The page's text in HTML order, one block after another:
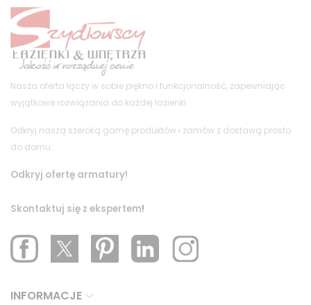
Nasza oferta łączy w sobie piękno i funkcjonalność, zapewniając
wyjątkowe rozwiązania do każdej łazienki.
Odkryj naszą szeroką gamę produktów i zamów z dostawą prosto
do domu.
Odkryj ofertę armatury!
Skontaktuj się z ekspertem!
INFORMACJE